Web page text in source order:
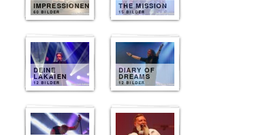
IMPRESSIONEN
60 BILDER
THE MISSION
15 BILDER
DEINE
LAKAIEN
12 BILDER
DIARY OF
DREAMS
12 BILDER